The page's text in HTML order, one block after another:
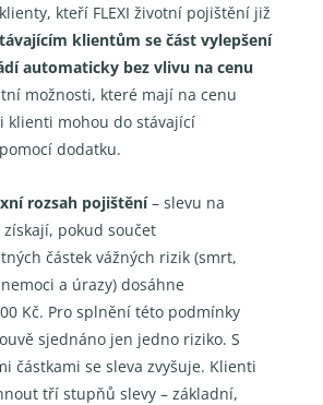
kteří FLEXI životní pojištění již
klientům se část vylepšení
automaticky bez vlivu na cenu
možnosti, které mají na cenu
klienti mohou do stávající
dodatku.
rozsah pojištění– slevu na
pokud součet
částek vážných rizik (smrt,
a úrazy) dosáhne
Kč. Pro splnění této podmínky
sjednáno jen jedno riziko. S
částkami se sleva zvyšuje. Klienti
tří stupňů slevy – základní,